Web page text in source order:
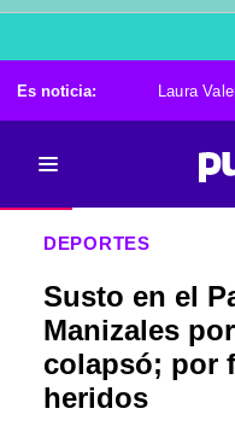
Es noticia: Laura
DEPORTES
Susto en el
Manizales
colapsó; por
heridos